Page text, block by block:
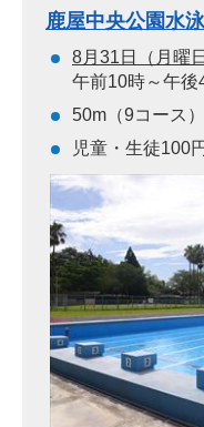
鹿屋中央公園水
8月31日（月曜
午前10時～午
50m（9コース
児童・生徒100